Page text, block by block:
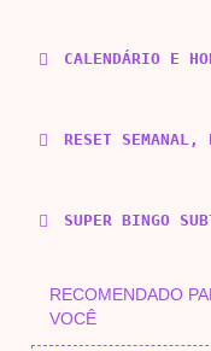
CALENDÁRIO E
RESET SEMANAL,
SUPER BINGO
RECOMENDADO
VOCÊ